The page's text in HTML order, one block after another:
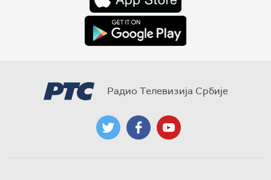
Радио Телевизија Србије